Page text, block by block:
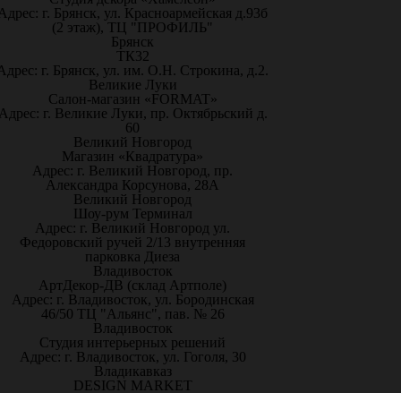
г. Брянск, ул. Красноармейская д.93б
(2 этаж), ТЦ "ПРОФИЛЬ"
Брянск
ТК32
г. Брянск, ул. им. О.Н. Строкина, д.2.
Великие Луки
Салон-магазин «FORMAT»
г. Великие Луки, пр. Октябрьский д.
60
Великий Новгород
Магазин «Квадратура»
Адрес: г. Великий Новгород, пр.
Александра Корсунова, 28А
Великий Новгород
Шоу-рум Терминал
Адрес: г. Великий Новгород ул.
Федоровский ручей 2/13 внутренняя
парковка Диеза
Владивосток
АртДекор-ДВ (склад Артполе)
Адрес: г. Владивосток, ул. Бородинская
46/50 ТЦ "Альянс", пав. № 26
Владивосток
Студия интерьерных решений
Адрес: г. Владивосток, ул. Гоголя, 30
Владикавказ
DESIGN MARKET